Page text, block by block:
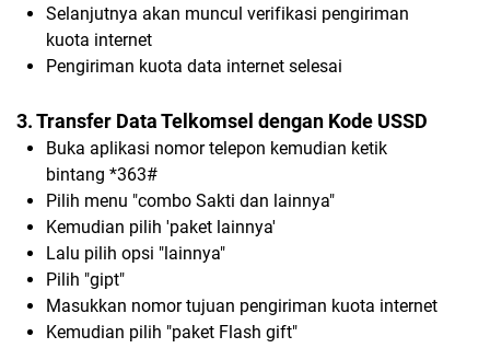
Selanjutnya akan muncul verifikasi pengiriman
kuota internet
Pengiriman kuota data internet selesai
3. Transfer Data Telkomsel dengan Kode USSD
Buka aplikasi nomor telepon kemudian ketik
bintang *363#
Pilih menu "combo Sakti dan lainnya"
Kemudian pilih 'paket lainnya'
Lalu pilih opsi "lainnya"
Pilih "gipt"
Masukkan nomor tujuan pengiriman kuota internet
Kemudian pilih "paket Flash gift"